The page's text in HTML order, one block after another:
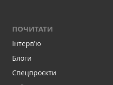
ПОЧИТАТИ
Інтервʼю
Блоги
Спецпроєкти